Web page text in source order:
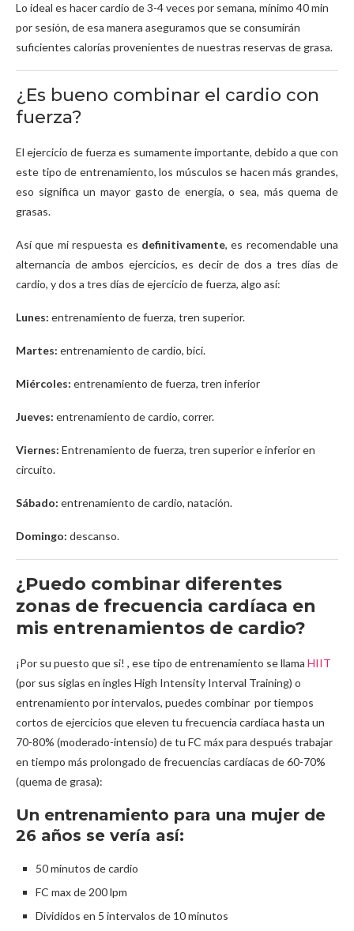
Lo ideal es hacer cardio de 3-4 veces por semana, mínimo 40 min
por sesión, de esa manera aseguramos que se consumirán
suficientes calorías provenientes de nuestras reservas de grasa.
¿Es bueno combinar el cardio con
fuerza?
El ejercicio de fuerza es sumamente importante, debido a que con
este tipo de entrenamiento, los músculos se hacen más grandes,
eso significa un mayor gasto de energía, o sea, más quema de
grasas.
Así que mi respuesta es definitivamente, es recomendable una
alternancia de ambos ejercicios, es decir de dos a tres días de
cardio, y dos a tres días de ejercicio de fuerza, algo así:
Lunes: entrenamiento de fuerza, tren superior.
Martes: entrenamiento de cardio, bici.
Miércoles: entrenamiento de fuerza, tren inferior
Jueves: entrenamiento de cardio, correr.
Viernes: Entrenamiento de fuerza, tren superior e inferior en
circuito.
Sábado: entrenamiento de cardio, natación.
Domingo: descanso.
¿Puedo combinar diferentes
zonas de frecuencia cardíaca en
mis entrenamientos de cardio?
¡Por su puesto que si! , ese tipo de entrenamiento se llama HIIT
(por sus siglas en ingles High Intensity Interval Training) o
entrenamiento por intervalos, puedes combinar por tiempos
cortos de ejercicios que eleven tu frecuencia cardíaca hasta un
70-80% (moderado-intensio) de tu FC máx para después trabajar
en tiempo más prolongado de frecuencias cardíacas de 60-70%
(quema de grasa):
Un entrenamiento para una mujer de
26 años se vería así:
50 minutos de cardio
FC max de 200 lpm
Divididos en 5 intervalos de 10 minutos